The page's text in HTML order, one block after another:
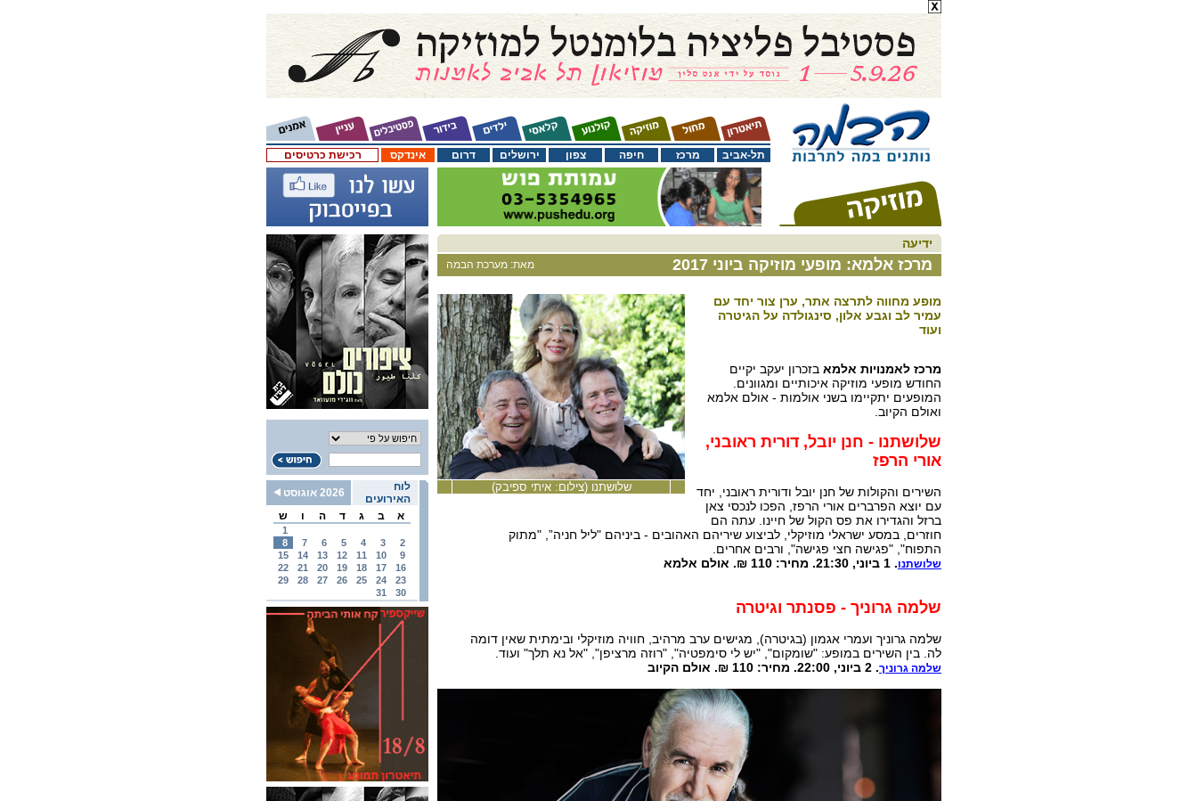
רכישת כרטיסים אינדקס דרום ירושלים צפון חיפה מרכז תל-אביב
לוח
האירועים
2026 אוגוסט
א
ב ג ד ה ו ש
1
2
3
4
5
6
7
8
9
10
11
12
13
14
15
16
17
18
19
20
21
22
23
24
25
26
27
28
29
30
31
ידיעה
מאת: מערכת הבמה מרכז אלמא: מופעי מוזיקה ביוני 2017
שלושתנו (צילום: איתי ספיבק)
מופע מחווה לתרצה אתר, ערן צור יחד עם
עמיר לב וגבע אלון, סינגולדה על הגיטרה
ועוד
מרכז לאמנויות אלמא בזכרון יעקב יקיים
החודש מופעי מוזיקה איכותיים ומגוונים.
המופעים יתקיימו בשני אולמות - אולם אלמא
ואולם הקיוב.
שלושתנו - חנן יובל, דורית ראובני,
אורי הרפז
השירים והקולות של חנן יובל ודורית ראובני, יחד
עם יוצא הפרברים אורי הרפז, הפכו לנכסי צאן
ברזל והגדירו את פס הקול של חיינו. עתה הם
חוזרים, במסע ישראלי מוזיקלי, לביצוע שיריהם האהובים - ביניהם "ליל חניה”, "מתוק
התפוח", "פגישה חצי פגישה", ורבים אחרים.
שלושתנו. 1 ביוני, 21:30. מחיר: 110 ₪. אולם אלמא
שלמה גרוניך - פסנתר וגיטרה
שלמה גרוניך ועמרי אגמון (בגיטרה), מגישים ערב מרהיב, חוויה מוזיקלי ובימתית שאין דומה
לה. בין השירים במופע: "שומקום", "יש לי סימפטיה", "רוזה מרציפן", "אל נא תלך" ועוד.
שלמה גרוניך. 2 ביוני, 22:00. מחיר: 110 ₪. אולם הקיוב